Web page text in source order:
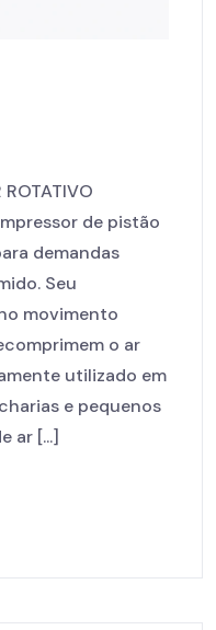
ROTATIVO
de pistão
demandas
Seu
movimento
o ar
utilizado em
e pequenos
ar [...]